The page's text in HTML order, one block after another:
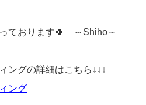
ております🍀 ～Shiho～
ングの詳細はこちら↓↓↓
ング